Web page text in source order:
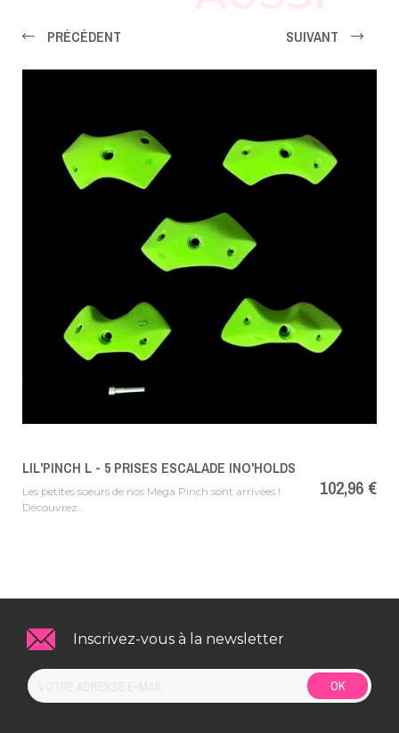
PRÉCÉDENT SUIVANT
LIL'PINCH L - 5 PRISES ESCALADE INO'HOLDS
Les petites soeurs de nos Mega Pinch sont arrivées !
Découvrez...
Prix
102,96 €
Inscrivez-vous à la newsletter
OK